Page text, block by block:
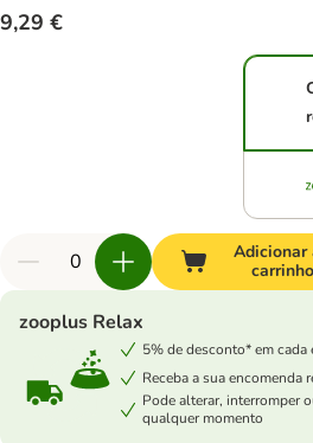
9,29 €
Adicionar
carrinho
zooplus Relax
5% de desconto* em cada
Receba a sua encomenda
Pode alterar, interromper
qualquer momento